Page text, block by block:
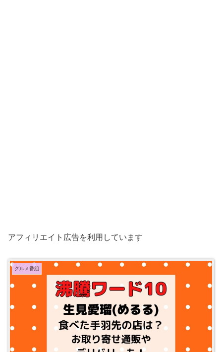
アフィリエイト広告を利用しています
グルメ番組